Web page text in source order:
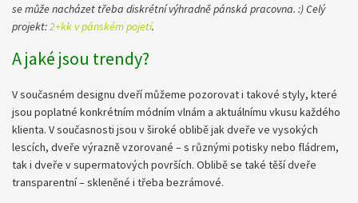
se může nacházet třeba diskrétní výhradně pánská pracovna. :) Celý
projekt:2+kk v pánském pojetí​.
A jaké jsou trendy?
V současném designu dveří můžeme pozorovat i takové styly, které
jsou poplatné konkrétním módním vlnám a aktuálnímu vkusu každého
klienta. V současnosti jsou v široké oblibě jak dveře ve vysokých
lescích, dveře výrazně vzorované – s různými potisky nebo fládrem,
tak i dveře v supermatových površích. Oblibě se také těší dveře
transparentní – skleněné i třeba bezrámové.